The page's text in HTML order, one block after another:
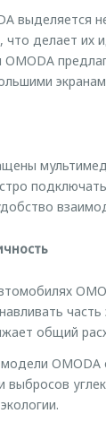
выделяется
делает их
общий
OMODA
выбросов